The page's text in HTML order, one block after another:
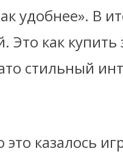
удобнее». В
Это как
стильный
казалось